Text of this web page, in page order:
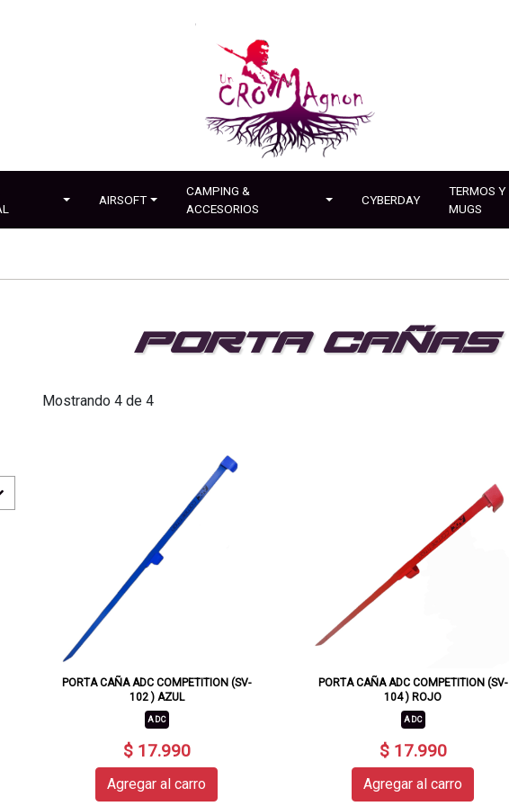
AIRSOFT
CAMPING &
ACCESORIOS
CYBERDAY
TERMOS Y
MUGS
PORTA CAÑAS
Mostrando 4 de 4
PORTA CAÑA ADC COMPETITION (SV-
102 ) AZUL
ADC
$ 17.990
Agregar al carro
PORTA CAÑA ADC COMPETITION (SV-
104 ) ROJO
ADC
$ 17.990
Agregar al carro